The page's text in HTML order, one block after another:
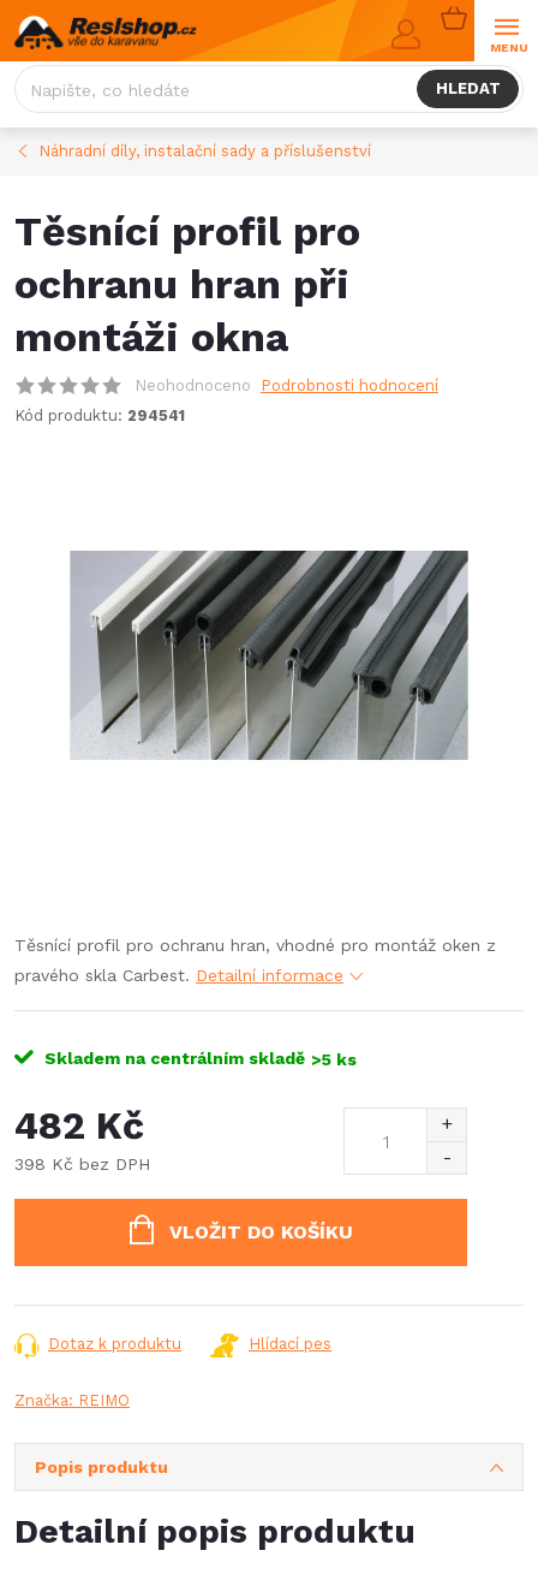
Přejít
na
obsah
HLEDAT
NÁKUPNÍ
KOŠÍK
Náhradní díly, instalační sady a příslušenství
Těsnící profil pro
ochranu hran při
montáži okna
Neohodnoceno
Podrobnosti hodnocení
Kód produktu: 294541
Těsnící profil pro ochranu hran, vhodné pro montáž oken z
pravého skla Carbest. Detailní informace
Skladem na centrálním skladě >5 ks
482 Kč
398 Kč bez DPH
VLOŽIT DO KOŠÍKU
Dotaz k produktu Hlídací pes
Značka: REIMO
Popis produktu
Detailní popis produktu